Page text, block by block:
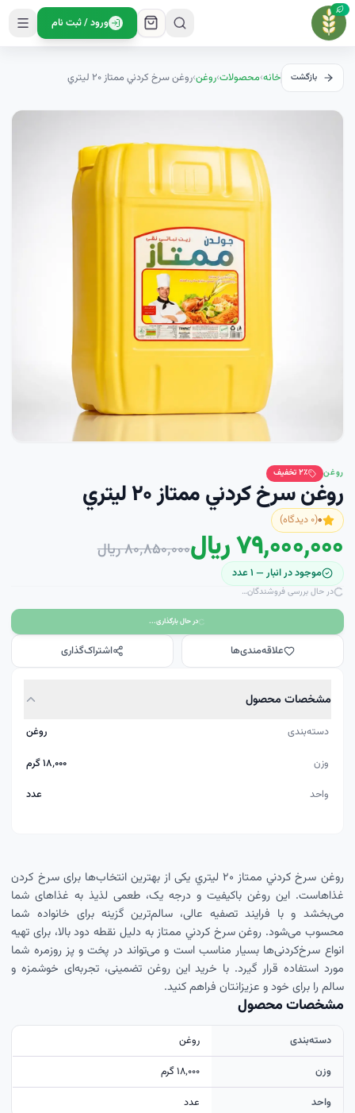
ورود / ثبت نام
بازگشت خانه›محصولات›روغن›روغن سرخ کردني ممتاز ۲۰ ليتري
روغن ۲٪ تخفیف
روغن سرخ کردني ممتاز ۲۰ ليتري
۰(۰ دیدگاه)
۷۹٬۰۰۰٬۰۰۰ ریال ۸۰٬۸۵۰٬۰۰۰ ریال
موجود در انبار — ۱عدد
در حال بررسی فروشندگان…
در حال بارگذاری...
علاقه‌مندی‌ها اشتراک‌گذاری
مشخصات محصول
دسته‌بندی
روغن
وزن
۱۸٬۰۰۰ گرم
واحد
عدد
روغن سرخ کردني ممتاز ۲۰ ليتري یکی از بهترین انتخاب‌ها برای سرخ کردن
غذاهاست. این روغن باکیفیت و درجه یک، طعمی لذیذ به غذاهای شما
می‌بخشد و با فرایند تصفیه عالی، سالم‌ترین گزینه برای خانواده شما
محسوب می‌شود. روغن سرخ کردني ممتاز به دلیل نقطه دود بالا، برای تهیه
انواع سرخ‌کردنی‌ها بسیار مناسب است و می‌تواند در پخت و پز روزمره شما
مورد استفاده قرار گیرد. با خرید این روغن تضمینی، تجربه‌ای خوشمزه و
سالم را برای خود و عزیزانتان فراهم کنید.
مشخصات محصول
دسته‌بندی
روغن
وزن
۱۸٬۰۰۰ گرم
واحد
عدد